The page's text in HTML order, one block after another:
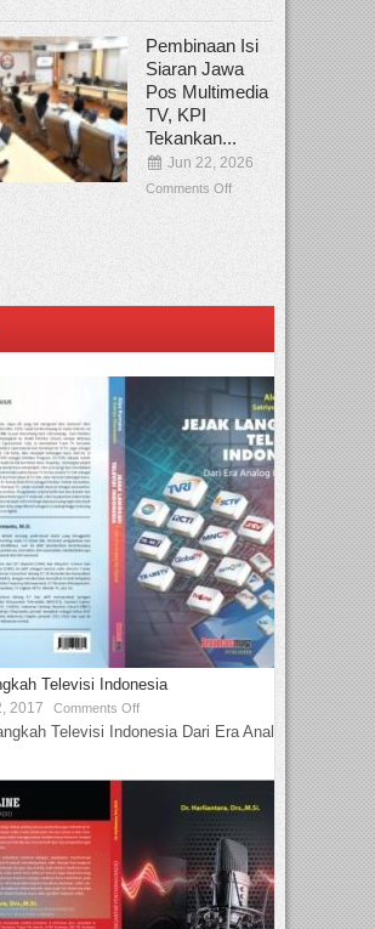
Pembinaan Isi
Siaran Jawa
Pos Multimedia
TV, KPI
Tekankan...
Jun 22, 2026
Comments Off
Televisi Indonesia
2017 Comments Off
Televisi Indonesia Dari Era Analog